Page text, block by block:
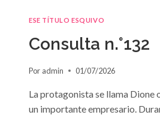
ESE TÍTULO ESQUIVO
Consulta n.°132
Por admin 01/07/2026
La protagonista se llama Dione
un importante empresario.